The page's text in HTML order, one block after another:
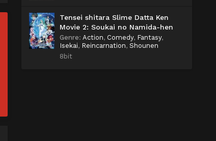
Tensei shitara Slime Datta Ken
Movie 2: Soukai no Namida-hen
Genre: Action, Comedy, Fantasy,
Isekai, Reincarnation, Shounen
8bit